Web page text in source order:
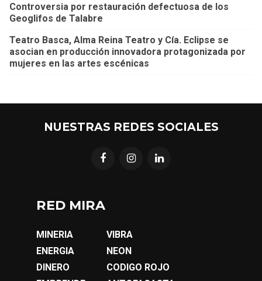
Controversia por restauración defectuosa de los
Geoglifos de Talabre
Teatro Basca, Alma Reina Teatro y Cía. Eclipse se
asocian en producción innovadora protagonizada por
mujeres en las artes escénicas
NUESTRAS REDES SOCIALES
RED MIRA
MINERIA
ENERGIA
DINERO
VIBRA
NEON
CODIGO ROJO